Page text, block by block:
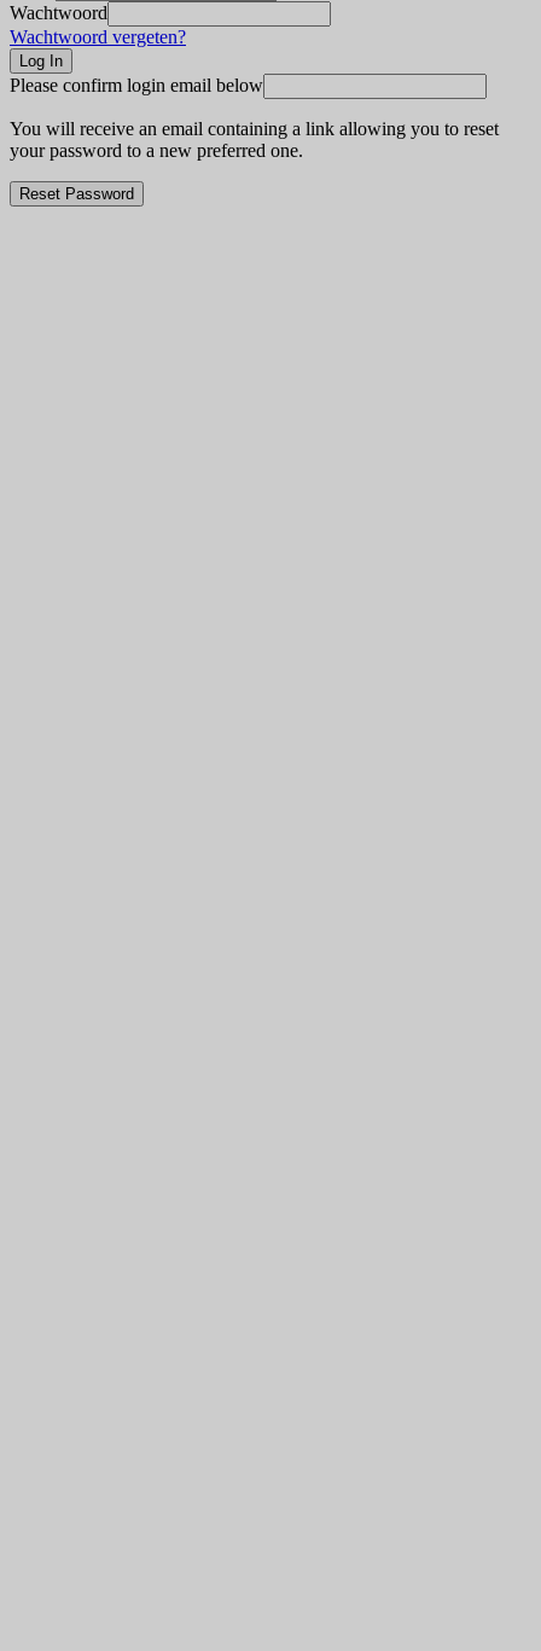
Wachtwoord
Wachtwoord vergeten?
Please confirm login email below
You will receive an email containing a link allowing you to reset
your password to a new preferred one.